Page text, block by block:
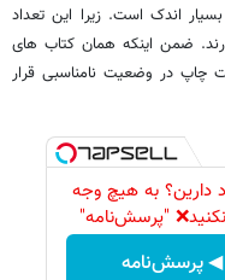
می کند بسیار اندک است. زیرا این تعداد
ضمن اینکه همان کتاب های
چاپ در وضعیت نامناسبی قرار
دارین؟ به هیچ وجه
"پرسش‌نامه"
◀ پرسش‌نامه